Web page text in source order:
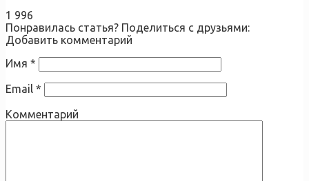
1 996
Понравилась статья? Поделиться с друзьями:
Добавить комментарий
Имя *
Email *
Комментарий